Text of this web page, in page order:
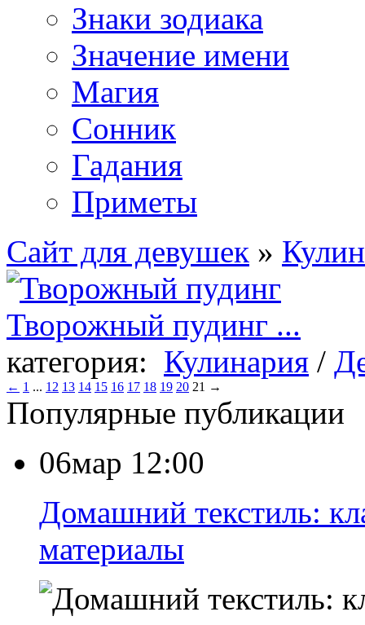
Знаки зодиака
Значение имени
Магия
Сонник
Гадания
Приметы
Сайт для девушек »
Творожный пудинг ...
категория: Кулинария /
← 1 ... 12 13 14 15 16 17 18 19 20 21 →
Популярные публикации
06мар 12:00
Домашний текстиль:
материалы